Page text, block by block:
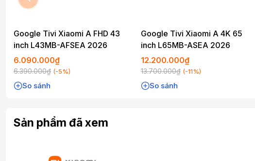
Google Tivi Xiaomi A FHD 43
inch L43MB-AFSEA 2026
6.090.000₫
6.390.000₫ (-5%)
So sánh
Google Tivi Xiaomi A 4K 65
inch L65MB-ASEA 2026
12.200.000₫
13.700.000₫ (-11%)
So sánh
Sản phẩm đã xem